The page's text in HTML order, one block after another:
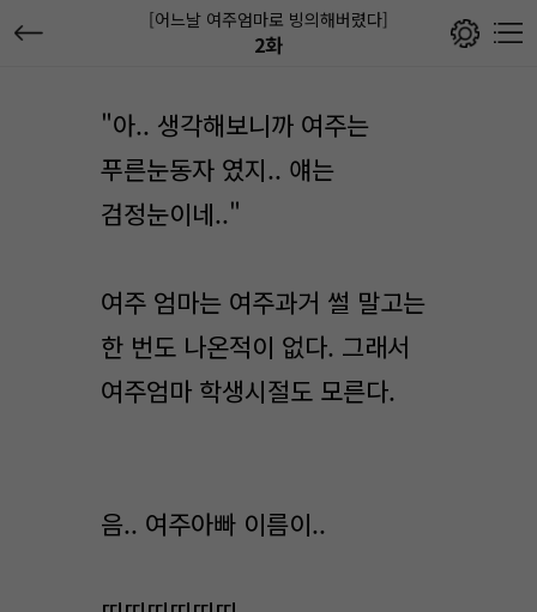
[어느날 여주엄마로 빙의해버렸다]
2화
"아.. 생각해보니까 여주는
푸른눈동자 였지.. 얘는
검정눈이네.."
여주 엄마는 여주과거 썰 말고는
한 번도 나온적이 없다. 그래서
여주엄마 학생시절도 모른다.
음.. 여주아빠 이름이..